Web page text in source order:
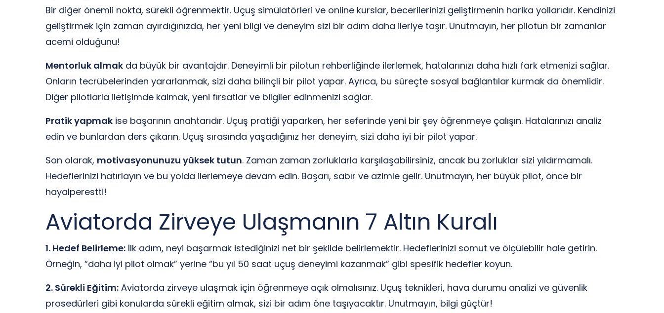
Bir diğer önemli nokta, sürekli öğrenmektir. Uçuş simülatörleri ve online kurslar, becerilerinizi geliştirmenin harika yollarıdır. Kendinizi
geliştirmek için zaman ayırdığınızda, her yeni bilgi ve deneyim sizi bir adım daha ileriye taşır. Unutmayın, her pilotun bir zamanlar
acemi olduğunu!
Mentorluk almak da büyük bir avantajdır. Deneyimli bir pilotun rehberliğinde ilerlemek, hatalarınızı daha hızlı fark etmenizi sağlar.
Onların tecrübelerinden yararlanmak, sizi daha bilinçli bir pilot yapar. Ayrıca, bu süreçte sosyal bağlantılar kurmak da önemlidir.
Diğer pilotlarla iletişimde kalmak, yeni fırsatlar ve bilgiler edinmenizi sağlar.
Pratik yapmak ise başarının anahtarıdır. Uçuş pratiği yaparken, her seferinde yeni bir şey öğrenmeye çalışın. Hatalarınızı analiz
edin ve bunlardan ders çıkarın. Uçuş sırasında yaşadığınız her deneyim, sizi daha iyi bir pilot yapar.
Son olarak, motivasyonunuzu yüksek tutun. Zaman zaman zorluklarla karşılaşabilirsiniz, ancak bu zorluklar sizi yıldırmamalı.
Hedeflerinizi hatırlayın ve bu yolda ilerlemeye devam edin. Başarı, sabır ve azimle gelir. Unutmayın, her büyük pilot, önce bir
hayalperestti!
Aviatorda Zirveye Ulaşmanın 7 Altın Kuralı
1. Hedef Belirleme: İlk adım, neyi başarmak istediğinizi net bir şekilde belirlemektir. Hedeflerinizi somut ve ölçülebilir hale getirin.
Örneğin, “daha iyi pilot olmak” yerine “bu yıl 50 saat uçuş deneyimi kazanmak” gibi spesifik hedefler koyun.
2. Sürekli Eğitim: Aviatorda zirveye ulaşmak için öğrenmeye açık olmalısınız. Uçuş teknikleri, hava durumu analizi ve güvenlik
prosedürleri gibi konularda sürekli eğitim almak, sizi bir adım öne taşıyacaktır. Unutmayın, bilgi güçtür!